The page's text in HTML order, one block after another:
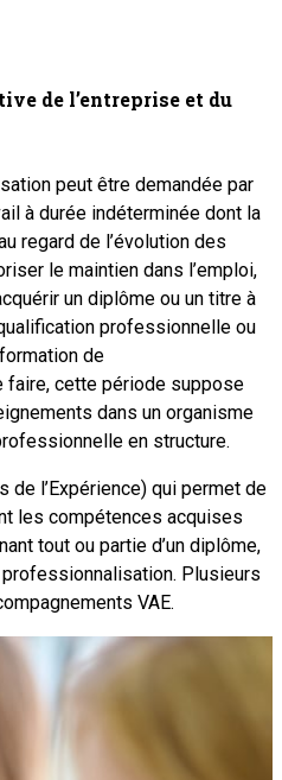
de l’entreprise et du
peut être demandée par
à durée indéterminée dont la
regard de l’évolution des
le maintien dans l’emploi,
un diplôme ou un titre à
professionnelle ou
de
faire, cette période suppose
dans un organisme
en structure.
de l’Expérience) qui permet de
les compétences acquises
tout ou partie d’un diplôme,
professionnalisation. Plusieurs
VAE.